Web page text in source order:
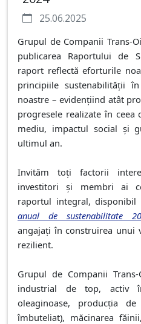
25.06.2025
Grupul de Companii Trans-
publicarea Raportului de
raport reflectă eforturile
principiile sustenabilității
noastre – evidențiind atât
progresele realizate în
mediu, impactul social și
ultimul an.
Invităm toți factorii
investitori și membri ai
raportul integral, disponibil
anual de sustenabilitate
angajați în construirea unui
rezilient.
Grupul de Companii
industrial de top, activ
oleaginoase, producția
îmbuteliat), măcinarea